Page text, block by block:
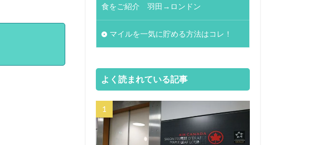
食をご紹介 羽田→ロンドン
マイルを一気に貯める方法はコレ！
よく読まれている記事